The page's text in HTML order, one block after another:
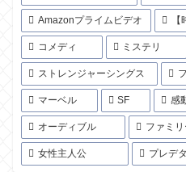
Amazonプライムビデオ
コメディ ミステリ
ストレンジャーシングス
マーベル SF 感
オーディブル ファミリ
女性主人公 プレデ